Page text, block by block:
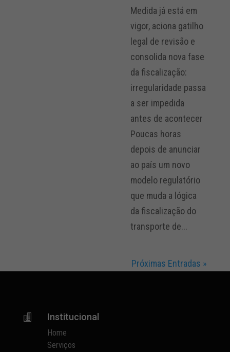
Medida já está em
vigor, aciona gatilho
legal de revisão e
consolida nova fase
da fiscalização:
irregularidade passa
a ser impedida
antes de acontecer
Poucas horas
depois de anunciar
ao país um novo
modelo regulatório
que muda a lógica
da fiscalização do
transporte de...
Próximas Entradas »
 Institucional
Home
Serviços